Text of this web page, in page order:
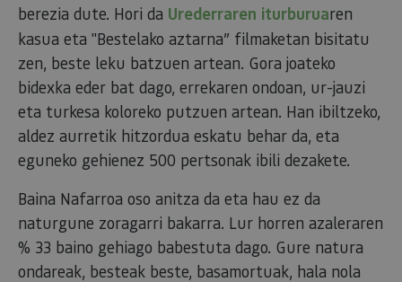
berezia dute. Hori da Urederraren iturburuaren
kasua eta "Bestelako aztarna” filmaketan bisitatu
zen, beste leku batzuen artean. Gora joateko
bidexka eder bat dago, errekaren ondoan, ur-jauzi
eta turkesa koloreko putzuen artean. Han ibiltzeko,
aldez aurretik hitzordua eskatu behar da, eta
eguneko gehienez 500 pertsonak ibili dezakete.
Baina Nafarroa oso anitza da eta hau ez da
naturgune zoragarri bakarra. Lur horren azaleraren
% 33 baino gehiago babestuta dago. Gure natura
ondareak, besteak beste, basamortuak, hala nola